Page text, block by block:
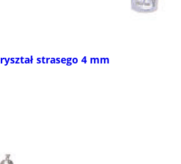
strasego 4 mm